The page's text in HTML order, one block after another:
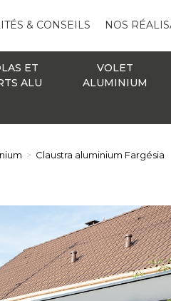
& CONSEILS NOS
ET
ALU
VOLET
ALUMINIUM
> Claustra aluminium Fargésia